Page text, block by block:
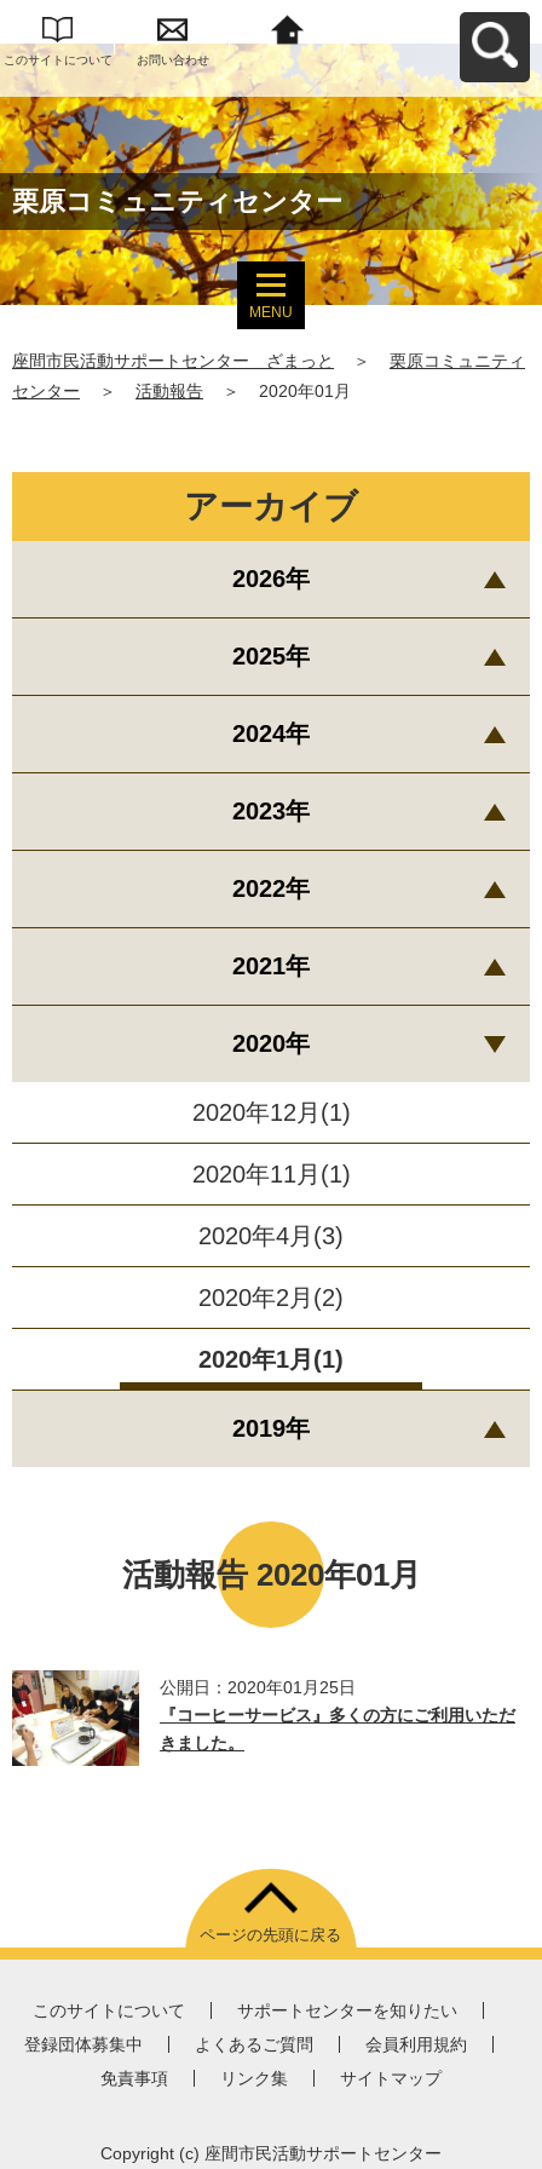
このサイトについて お問い合わせ
座間市民活動サポー
トセンター ざまっ
とへ戻る
栗原コミュニティセンター
MENU
座間市民活動サポートセンター ざまっと ＞
栗原コミュニティ
センター
＞ 活動報告 ＞ 2020年01月
活動報告 2020年01月
公開日：2020年01月25日
『コーヒーサービス』多くの方にご利用いただ
きました。
アーカイブ
2026年
2025年
2024年
2023年
2022年
2021年
2020年
2020年12月(1)
2020年11月(1)
2020年4月(3)
2020年2月(2)
2020年1月(1)
2019年
ページの先頭に戻る
このサイトについて
サポートセンターを知りたい
登録団体募集中
よくあるご質問
会員利用規約
免責事項
リンク集 サイトマップ
Copyright (c) 座間市民活動サポートセンター